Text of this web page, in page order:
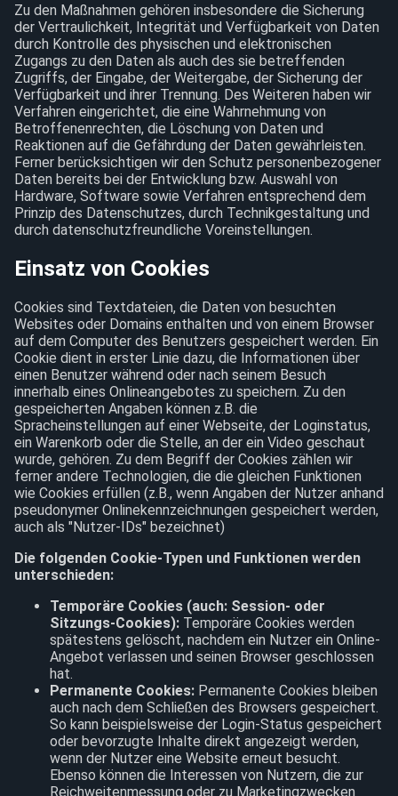
Zu den Maßnahmen gehören insbesondere die Sicherung
der Vertraulichkeit, Integrität und Verfügbarkeit von Daten
durch Kontrolle des physischen und elektronischen
Zugangs zu den Daten als auch des sie betreffenden
Zugriffs, der Eingabe, der Weitergabe, der Sicherung der
Verfügbarkeit und ihrer Trennung. Des Weiteren haben wir
Verfahren eingerichtet, die eine Wahrnehmung von
Betroffenenrechten, die Löschung von Daten und
Reaktionen auf die Gefährdung der Daten gewährleisten.
Ferner berücksichtigen wir den Schutz personenbezogener
Daten bereits bei der Entwicklung bzw. Auswahl von
Hardware, Software sowie Verfahren entsprechend dem
Prinzip des Datenschutzes, durch Technikgestaltung und
durch datenschutzfreundliche Voreinstellungen.
Einsatz von Cookies
Cookies sind Textdateien, die Daten von besuchten
Websites oder Domains enthalten und von einem Browser
auf dem Computer des Benutzers gespeichert werden. Ein
Cookie dient in erster Linie dazu, die Informationen über
einen Benutzer während oder nach seinem Besuch
innerhalb eines Onlineangebotes zu speichern. Zu den
gespeicherten Angaben können z.B. die
Spracheinstellungen auf einer Webseite, der Loginstatus,
ein Warenkorb oder die Stelle, an der ein Video geschaut
wurde, gehören. Zu dem Begriff der Cookies zählen wir
ferner andere Technologien, die die gleichen Funktionen
wie Cookies erfüllen (z.B., wenn Angaben der Nutzer anhand
pseudonymer Onlinekennzeichnungen gespeichert werden,
auch als "Nutzer-IDs" bezeichnet)
Die folgenden Cookie-Typen und Funktionen werden
unterschieden:
Temporäre Cookies (auch: Session- oder
Sitzungs-Cookies): Temporäre Cookies werden
spätestens gelöscht, nachdem ein Nutzer ein Online-
Angebot verlassen und seinen Browser geschlossen
hat.
Permanente Cookies: Permanente Cookies bleiben
auch nach dem Schließen des Browsers gespeichert.
So kann beispielsweise der Login-Status gespeichert
oder bevorzugte Inhalte direkt angezeigt werden,
wenn der Nutzer eine Website erneut besucht.
Ebenso können die Interessen von Nutzern, die zur
Reichweitenmessung oder zu Marketingzwecken